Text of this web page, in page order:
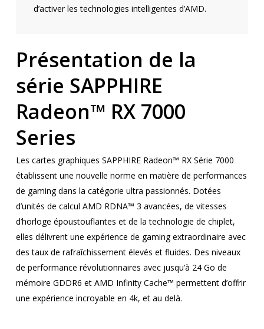
d’activer les technologies intelligentes d’AMD.
Présentation de la
série SAPPHIRE
Radeon™ RX 7000
Series
Les cartes graphiques SAPPHIRE Radeon™ RX Série 7000
établissent une nouvelle norme en matière de performances
de gaming dans la catégorie ultra passionnés. Dotées
d’unités de calcul AMD RDNA™ 3 avancées, de vitesses
d’horloge époustouflantes et de la technologie de chiplet,
elles délivrent une expérience de gaming extraordinaire avec
des taux de rafraîchissement élevés et fluides. Des niveaux
de performance révolutionnaires avec jusqu’à 24 Go de
mémoire GDDR6 et AMD Infinity Cache™ permettent d’offrir
une expérience incroyable en 4k, et au delà.